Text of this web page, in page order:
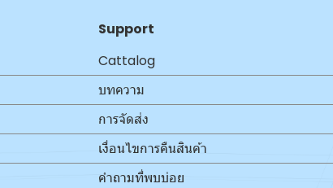
Support
Cattalog
บทความ
การจัดส่ง
เงื่อนไขการคืนสินค้า
คำถามที่พบบ่อย